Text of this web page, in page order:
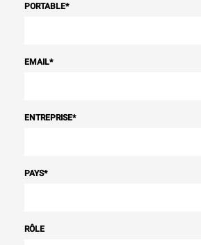
PORTABLE*
EMAIL*
ENTREPRISE*
PAYS*
RÔLE